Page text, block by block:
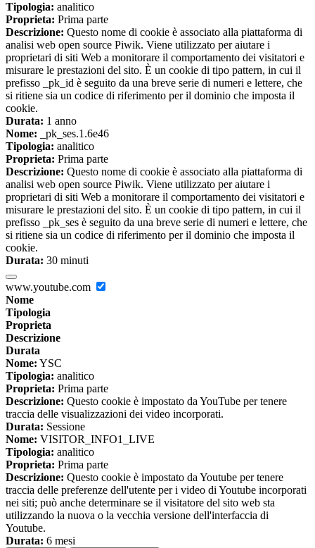
Tipologia: analitico
Proprieta: Prima parte
Descrizione: Questo nome di cookie è associato alla piattaforma di
analisi web open source Piwik. Viene utilizzato per aiutare i
proprietari di siti Web a monitorare il comportamento dei visitatori e
misurare le prestazioni del sito. È un cookie di tipo pattern, in cui il
prefisso _pk_id è seguito da una breve serie di numeri e lettere, che
si ritiene sia un codice di riferimento per il dominio che imposta il
cookie.
Durata: 1 anno
Nome: _pk_ses.1.6e46
Tipologia: analitico
Proprieta: Prima parte
Descrizione: Questo nome di cookie è associato alla piattaforma di
analisi web open source Piwik. Viene utilizzato per aiutare i
proprietari di siti Web a monitorare il comportamento dei visitatori e
misurare le prestazioni del sito. È un cookie di tipo pattern, in cui il
prefisso _pk_ses è seguito da una breve serie di numeri e lettere, che
si ritiene sia un codice di riferimento per il dominio che imposta il
cookie.
Durata: 30 minuti
www.youtube.com
Nome
Tipologia
Proprieta
Descrizione
Durata
Nome: YSC
Tipologia: analitico
Proprieta: Prima parte
Descrizione: Questo cookie è impostato da YouTube per tenere
traccia delle visualizzazioni dei video incorporati.
Durata: Sessione
Nome: VISITOR_INFO1_LIVE
Tipologia: analitico
Proprieta: Prima parte
Descrizione: Questo cookie è impostato da Youtube per tenere
traccia delle preferenze dell'utente per i video di Youtube incorporati
nei siti; può anche determinare se il visitatore del sito web sta
utilizzando la nuova o la vecchia versione dell'interfaccia di
Youtube.
Durata: 6 mesi